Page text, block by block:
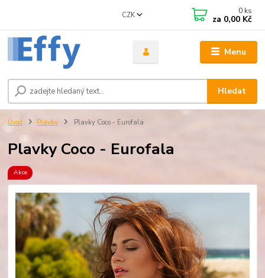
Menu
CZK
Hledat
0 ks
za 0,00 Kč
Úvod Plavky Plavky Coco - Eurofala
Plavky Coco - Eurofala
Akce